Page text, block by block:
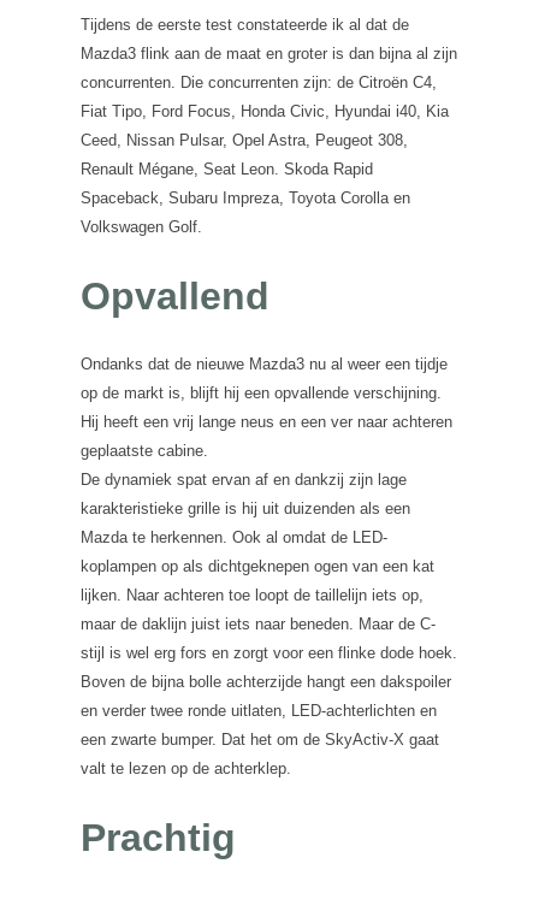
Tijdens de eerste test constateerde ik al dat de
Mazda3 flink aan de maat en groter is dan bijna al zijn
concurrenten. Die concurrenten zijn: de Citroën C4,
Fiat Tipo, Ford Focus, Honda Civic, Hyundai i40, Kia
Ceed, Nissan Pulsar, Opel Astra, Peugeot 308,
Renault Mégane, Seat Leon. Skoda Rapid
Spaceback, Subaru Impreza, Toyota Corolla en
Volkswagen Golf.
Opvallend
Ondanks dat de nieuwe Mazda3 nu al weer een tijdje
op de markt is, blijft hij een opvallende verschijning.
Hij heeft een vrij lange neus en een ver naar achteren
geplaatste cabine.
De dynamiek spat ervan af en dankzij zijn lage
karakteristieke grille is hij uit duizenden als een
Mazda te herkennen. Ook al omdat de LED-
koplampen op als dichtgeknepen ogen van een kat
lijken. Naar achteren toe loopt de taillelijn iets op,
maar de daklijn juist iets naar beneden. Maar de C-
stijl is wel erg fors en zorgt voor een flinke dode hoek.
Boven de bijna bolle achterzijde hangt een dakspoiler
en verder twee ronde uitlaten, LED-achterlichten en
een zwarte bumper. Dat het om de SkyActiv-X gaat
valt te lezen op de achterklep.
Prachtig